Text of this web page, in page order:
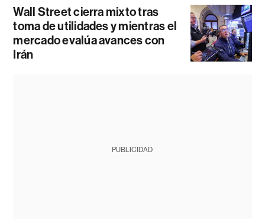
Wall Street cierra mixto tras
toma de utilidades y mientras el
mercado evalúa avances con
Irán
PUBLICIDAD